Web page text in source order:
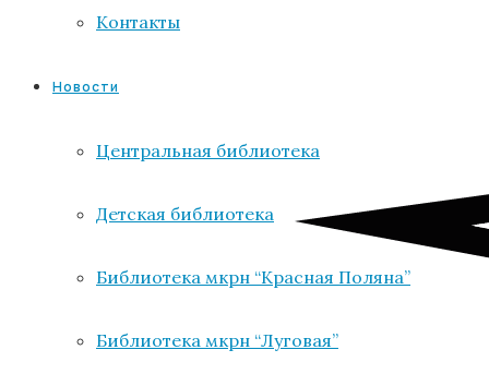
Контакты
Новости
Центральная библиотека
Детская библиотека
Библиотека мкрн “Красная Поляна”
Библиотека мкрн “Луговая”